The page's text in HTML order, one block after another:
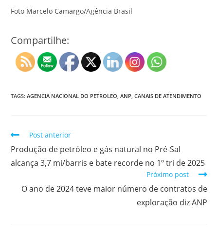
Foto Marcelo Camargo/Agência Brasil
Compartilhe:
TAGS:AGENCIA NACIONAL DO PETROLEO, ANP, CANAIS DE ATENDIMENTO
Post anterior
Produção de petróleo e gás natural no Pré-Sal
alcança 3,7 mi/barris e bate recorde no 1º tri de 2025
Próximo post
O ano de 2024 teve maior número de contratos de
exploração diz ANP